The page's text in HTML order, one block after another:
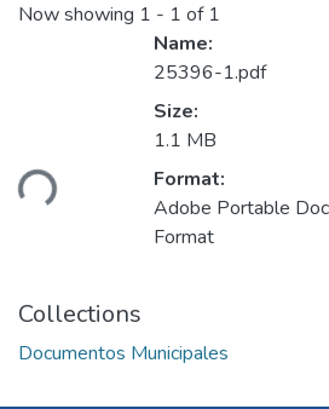
Now showing 1 - 1 of 1
Name:
25396-1.pdf
Size:
1.1 MB
Format:
Adobe Portable
Format
Collections
Documentos Municipales